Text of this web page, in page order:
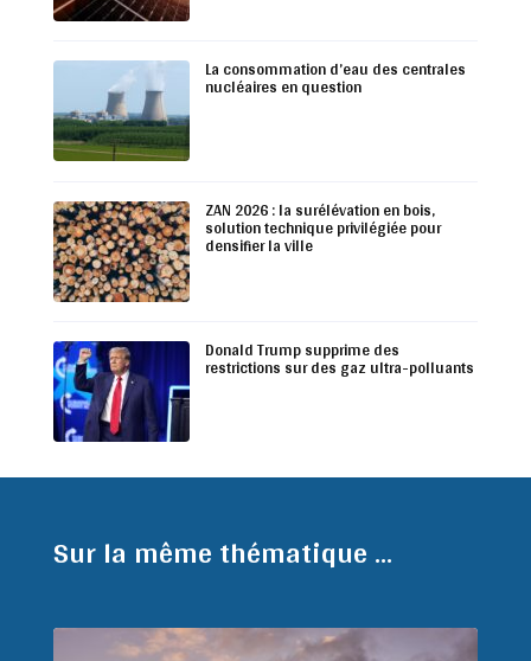
La consommation d’eau des centrales
nucléaires en question
ZAN 2026 : la surélévation en bois,
solution technique privilégiée pour
densifier la ville
Donald Trump supprime des
restrictions sur des gaz ultra-polluants
Sur la même thématique ...